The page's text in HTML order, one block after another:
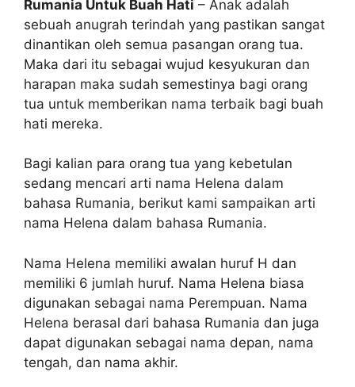
Rumania Untuk Buah Hati – Anak adalah
sebuah anugrah terindah yang pastikan sangat
dinantikan oleh semua pasangan orang tua.
Maka dari itu sebagai wujud kesyukuran dan
harapan maka sudah semestinya bagi orang
tua untuk memberikan nama terbaik bagi buah
hati mereka.
Bagi kalian para orang tua yang kebetulan
sedang mencari arti nama Helena dalam
bahasa Rumania, berikut kami sampaikan arti
nama Helena dalam bahasa Rumania.
Nama Helena memiliki awalan huruf H dan
memiliki 6 jumlah huruf. Nama Helena biasa
digunakan sebagai nama Perempuan. Nama
Helena berasal dari bahasa Rumania dan juga
dapat digunakan sebagai nama depan, nama
tengah, dan nama akhir.